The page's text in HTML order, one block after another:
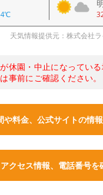
天気情報提供元：株式会社
休園・中止になっている
事前にご確認ください。
や料金、公式サイトの情
クセス情報、電話番号を